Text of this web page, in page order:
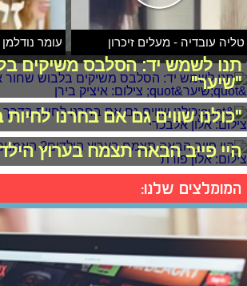
טליה עובדיה - מעלים זיכרון עומר
תנו לשמש יד: הסלבס משיקים
"שיער"
"כולנו שווים גם אם בחרנו
היי פייב הבאה תצמח בערוץ
המומלצים שלנו: